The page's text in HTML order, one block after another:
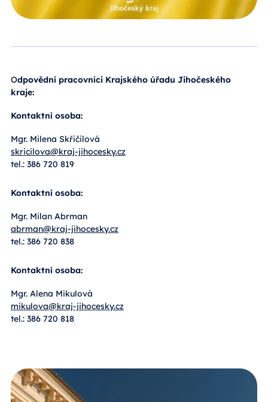
Odpovědní pracovníci Krajského úřadu Jihočeského
kraje:
Kontaktní osoba:
Mgr. Milena Skřičilová
skricilova@kraj-jihocesky.cz
tel.: 386 720 819
Kontaktní osoba:
Mgr. Milan Abrman
abrman@kraj-jihocesky.cz
tel.: 386 720 838
Kontaktní osoba:
Mgr. Alena Mikulová
mikulova@kraj-jihocesky.cz
tel.: 386 720 818